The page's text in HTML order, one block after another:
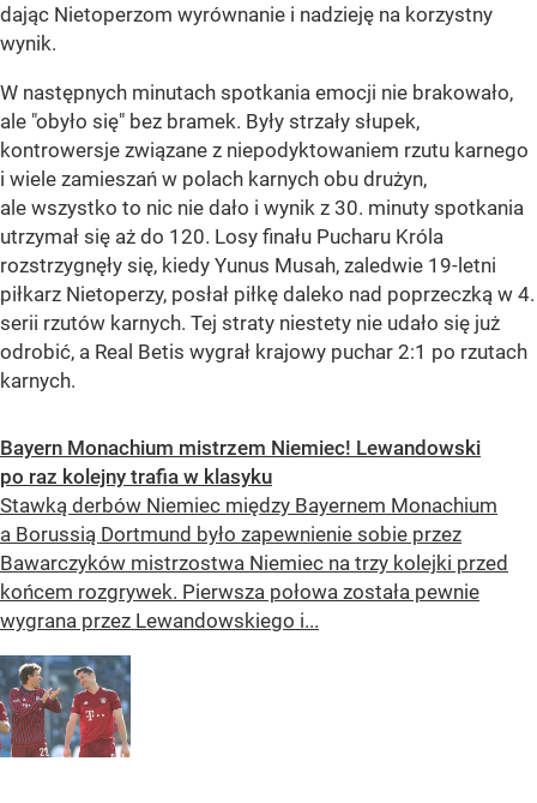
dając Nietoperzom wyrównanie i nadzieję na korzystny
wynik.
W następnych minutach spotkania emocji nie brakowało,
ale "obyło się" bez bramek. Były strzały słupek,
kontrowersje związane z niepodyktowaniem rzutu karnego
i wiele zamieszań w polach karnych obu drużyn,
ale wszystko to nic nie dało i wynik z 30. minuty spotkania
utrzymał się aż do 120. Losy finału Pucharu Króla
rozstrzygnęły się, kiedy Yunus Musah, zaledwie 19-letni
piłkarz Nietoperzy, posłał piłkę daleko nad poprzeczką w 4.
serii rzutów karnych. Tej straty niestety nie udało się już
odrobić, a Real Betis wygrał krajowy puchar 2:1 po rzutach
karnych.
Bayern Monachium mistrzem Niemiec! Lewandowski
po raz kolejny trafia w klasyku
Stawką derbów Niemiec między Bayernem Monachium
a Borussią Dortmund było zapewnienie sobie przez
Bawarczyków mistrzostwa Niemiec na trzy kolejki przed
końcem rozgrywek. Pierwsza połowa została pewnie
wygrana przez Lewandowskiego i...